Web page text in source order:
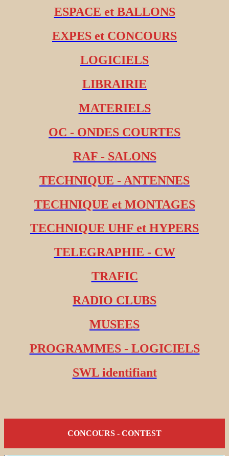
ESPACE et BALLONS
EXPES et CONCOURS
LOGICIELS
LIBRAIRIE
MATERIELS
OC - ONDES COURTES
RAF - SALONS
TECHNIQUE - ANTENNES
TECHNIQUE et MONTAGES
TECHNIQUE UHF et HYPERS
TELEGRAPHIE - CW
TRAFIC
RADIO CLUBS
MUSEES
PROGRAMMES - LOGICIELS
SWL identifiant
CONCOURS - CONTEST